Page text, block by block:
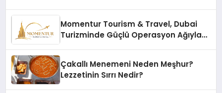
Momentur Tourism & Travel, Dubai
Turizminde Güçlü Operasyon Ağıyla
Çakallı Menemeni Neden Meşhur?
Lezzetinin Sırrı Nedir?